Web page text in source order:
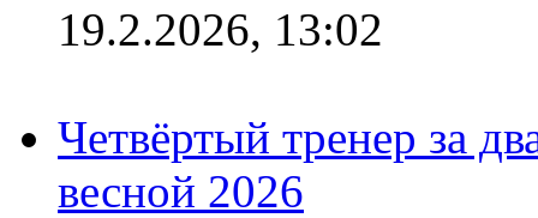
19.2.2026, 13:02
Четвёртый тренер за
весной 2026